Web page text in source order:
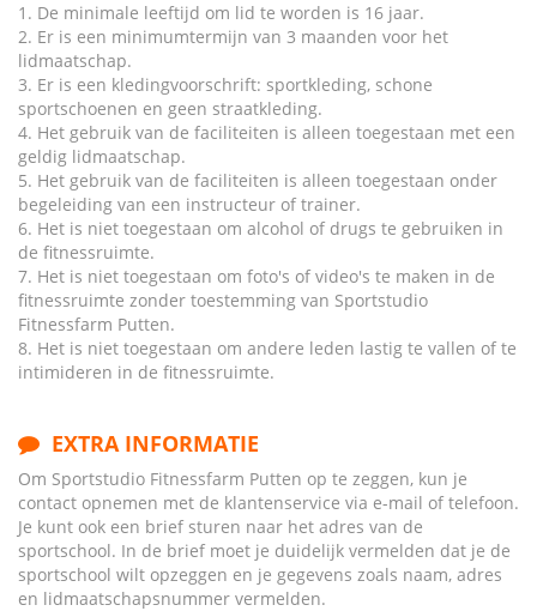
1. De minimale leeftijd om lid te worden is 16 jaar.
2. Er is een minimumtermijn van 3 maanden voor het
lidmaatschap.
3. Er is een kledingvoorschrift: sportkleding, schone
sportschoenen en geen straatkleding.
4. Het gebruik van de faciliteiten is alleen toegestaan met een
geldig lidmaatschap.
5. Het gebruik van de faciliteiten is alleen toegestaan onder
begeleiding van een instructeur of trainer.
6. Het is niet toegestaan om alcohol of drugs te gebruiken in
de fitnessruimte.
7. Het is niet toegestaan om foto's of video's te maken in de
fitnessruimte zonder toestemming van Sportstudio
Fitnessfarm Putten.
8. Het is niet toegestaan om andere leden lastig te vallen of te
intimideren in de fitnessruimte.
EXTRA INFORMATIE
Om Sportstudio Fitnessfarm Putten op te zeggen, kun je
contact opnemen met de klantenservice via e-mail of telefoon.
Je kunt ook een brief sturen naar het adres van de
sportschool. In de brief moet je duidelijk vermelden dat je de
sportschool wilt opzeggen en je gegevens zoals naam, adres
en lidmaatschapsnummer vermelden.